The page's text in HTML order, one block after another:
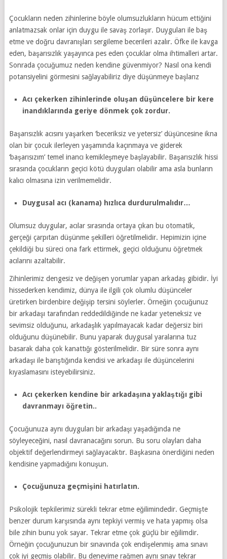
Çocukların neden zihinlerine böyle olumsuzlukların hücum ettiğini
anlatmazsak onlar için duygu ile savaş zorlaşır. Duyguları ile baş
etme ve doğru davranışları sergileme becerileri azalır. Öfke ile kavga
eden, başarısızlık yaşayınca pes eden çocuklar olma ihtimalleri artar.
Sonrada çocuğumuz neden kendine güvenmiyor? Nasıl ona kendi
potansiyelini görmesini sağlayabiliriz diye düşünmeye başlarız
Acı çekerken zihinlerinde oluşan düşüncelere bir kere
inandıklarında geriye dönmek çok zordur.
Başarısızlık acısını yaşarken ‘beceriksiz ve yetersiz’ düşüncesine ikna
olan bir çocuk ilerleyen yaşamında kaçınmaya ve giderek
‘başarısızım’ temel inancı kemikleşmeye başlayabilir. Başarısızlık hissi
sırasında çocukların geçici kötü duyguları olabilir ama asla bunların
kalıcı olmasına izin verilmemelidir.
Duygusal acı (kanama) hızlıca durdurulmalıdır…
Olumsuz duygular, acılar sırasında ortaya çıkan bu otomatik,
gerçeği çarpıtan düşünme şekilleri öğretilmelidir. Hepimizin içine
çekildiği bu süreci ona fark ettirmek, geçici olduğunu öğretmek
acılarını azaltabilir.
Zihinlerimiz dengesiz ve değişen yorumlar yapan arkadaş gibidir. İyi
hissederken kendimiz, dünya ile ilgili çok olumlu düşünceler
üretirken birdenbire değişip tersini söylerler. Örneğin çocuğunuz
bir arkadaşı tarafından reddedildiğinde ne kadar yeteneksiz ve
sevimsiz olduğunu, arkadaşlık yapılmayacak kadar değersiz biri
olduğunu düşünebilir. Bunu yaparak duygusal yaralarına tuz
basarak daha çok kanattığı gösterilmelidir. Bir süre sonra aynı
arkadaşı ile barıştığında kendisi ve arkadaşı ile düşüncelerini
kıyaslamasını isteyebilirsiniz.
Acı çekerken kendine bir arkadaşına yaklaştığı gibi
davranmayı öğretin..
Çocuğunuza aynı duyguları bir arkadaşı yaşadığında ne
söyleyeceğini, nasıl davranacağını sorun. Bu soru olayları daha
objektif değerlendirmeyi sağlayacaktır. Başkasına önerdiğini neden
kendisine yapmadığını konuşun.
Çocuğunuza geçmişini hatırlatın.
Psikolojik tepkilerimiz sürekli tekrar etme eğilimindedir. Geçmişte
benzer durum karşısında aynı tepkiyi vermiş ve hata yapmış olsa
bile zihin bunu yok sayar. Tekrar etme çok güçlü bir eğilimdir.
Örneğin çocuğunuzun bir sınavında çok endişelenmiş ama sınavı
çok iyi geçmiş olabilir. Bu deneyime rağmen aynı sınav tekrar